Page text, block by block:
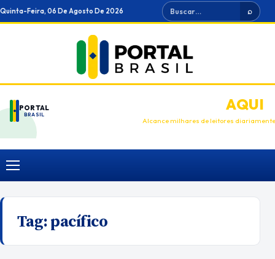
Ir
para
Quinta-Feira, 06 De Agosto De 2026 Buscar ⌕
PORTAL
BRASIL
ANUNCIEAQUI
Alcance milhares de leitores diariamente
Menu
Tag:pacífico